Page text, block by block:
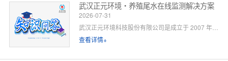
武汉正元环境・养殖尾水在线监测解决方案
2026-07-31
查看详情+